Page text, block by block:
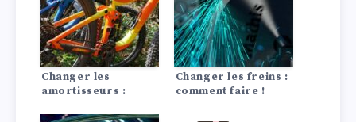
Changer les
amortisseurs :
Changer les freins :
comment faire !